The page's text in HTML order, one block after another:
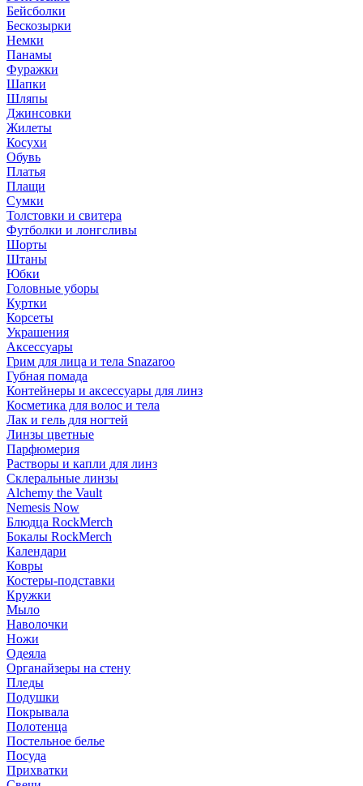
Бейсболки
Бескозырки
Немки
Панамы
Фуражки
Шапки
Шляпы
Джинсовки
Жилеты
Косухи
Обувь
Платья
Плащи
Сумки
Толстовки и свитера
Футболки и лонгсливы
Шорты
Штаны
Юбки
Головные уборы
Куртки
Корсеты
Украшения
Аксессуары
Грим для лица и тела Snazaroo
Губная помада
Контейнеры и аксессуары для линз
Косметика для волос и тела
Лак и гель для ногтей
Линзы цветные
Парфюмерия
Растворы и капли для линз
Склеральные линзы
Alchemy the Vault
Nemesis Now
Блюдца RockMerch
Бокалы RockMerch
Календари
Ковры
Костеры-подставки
Кружки
Мыло
Наволочки
Ножи
Одеяла
Органайзеры на стену
Пледы
Подушки
Покрывала
Полотенца
Постельное белье
Посуда
Прихватки